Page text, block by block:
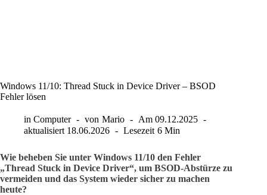
Windows 11/10: Thread Stuck in Device Driver – BSOD
Fehler lösen
in Computer von Mario Am 09.12.2025
aktualisiert 18.06.2026 Lesezeit 6 Min
Wie beheben Sie unter Windows 11/10 den Fehler
„Thread Stuck in Device Driver“, um BSOD-Abstürze zu
vermeiden und das System wieder sicher zu machen
heute?